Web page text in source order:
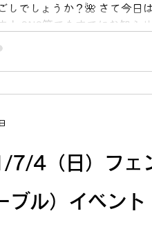
しでしょうか？🌺 さて今日
！ SNS等でもすでにお知ら
7/4（日）フェ
ブル）イベン